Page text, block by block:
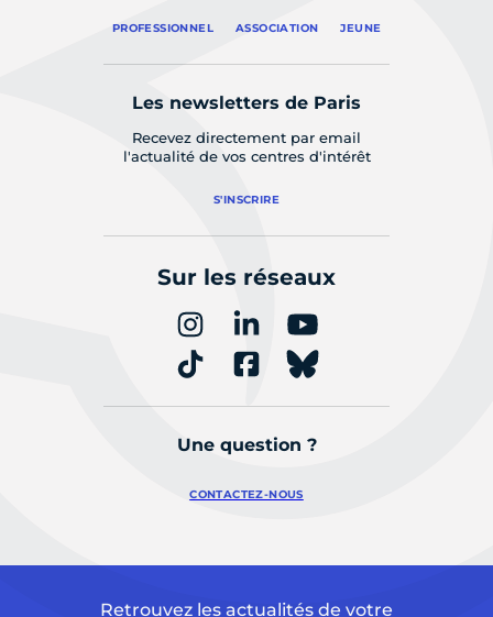
PROFESSIONNEL ASSOCIATION JEUNE
Les newsletters de Paris
Recevez directement par email
l'actualité de vos centres d'intérêt
S'INSCRIRE
Sur les réseaux
Une question ?
CONTACTEZ-NOUS
Retrouvez les actualités de votre